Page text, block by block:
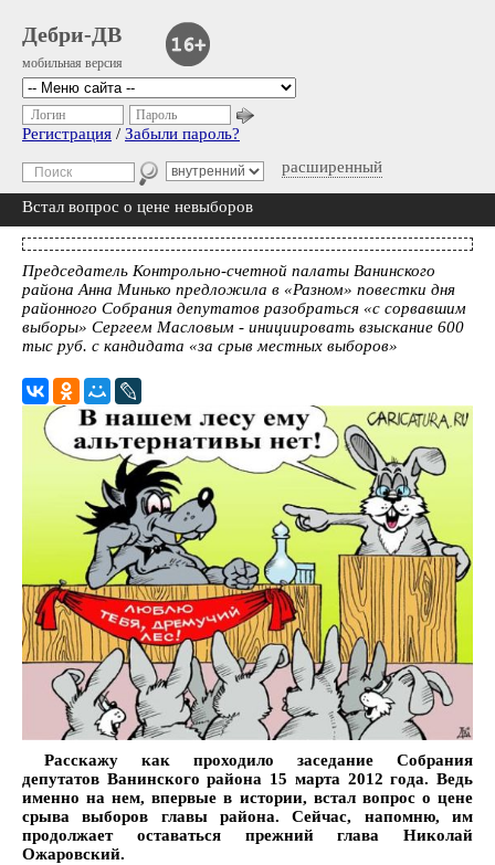
Дебри-ДВ
мобильная версия
расширенный
Логин Пароль
Регистрация / Забыли пароль?
Встал вопрос о цене невыборов
Председатель Контрольно-счетной палаты Ванинского
района Анна Минько предложила в «Разном» повестки дня
районного Собрания депутатов разобраться «с сорвавшим
выборы» Сергеем Масловым - инициировать взыскание 600
тыс руб. с кандидата «за срыв местных выборов»
Расскажу как проходило заседание Собрания
депутатов Ванинского района 15 марта 2012 года. Ведь
именно на нем, впервые в истории, встал вопрос о цене
срыва выборов главы района. Сейчас, напомню, им
продолжает оставаться прежний глава Николай
Ожаровский.